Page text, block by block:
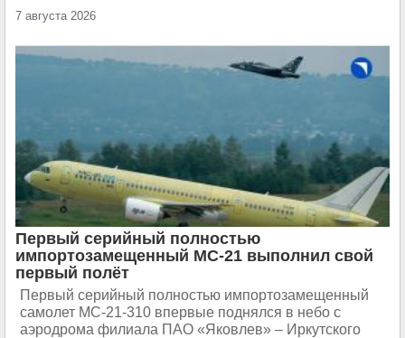
7 августа 2026
Первый серийный полностью
импортозамещенный МС-21 выполнил свой
первый полёт
Первый серийный полностью импортозамещенный
самолет МС-21-310 впервые поднялся в небо с
аэродрома филиала ПАО «Яковлев» – Иркутского